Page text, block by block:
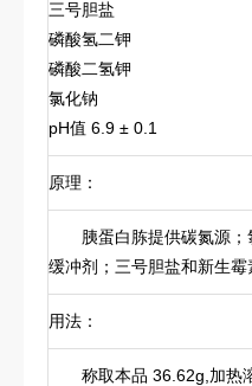
三号胆盐
磷酸氢二钾
磷酸二氢钾
氯化钠
pH值 6.9 ± 0.1
原理：
胰蛋白胨提供碳氮源；
缓冲剂；三号胆盐和新生霉
用法：
称取本品 36.62g,加热溶